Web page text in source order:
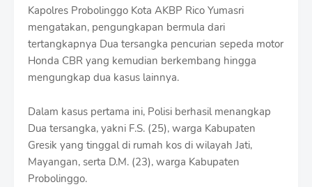
Kapolres Probolinggo Kota AKBP Rico Yumasri
mengatakan, pengungkapan bermula dari
tertangkapnya Dua tersangka pencurian sepeda motor
Honda CBR yang kemudian berkembang hingga
mengungkap dua kasus lainnya.
Dalam kasus pertama ini, Polisi berhasil menangkap
Dua tersangka, yakni F.S. (25), warga Kabupaten
Gresik yang tinggal di rumah kos di wilayah Jati,
Mayangan, serta D.M. (23), warga Kabupaten
Probolinggo.
g
W
i
t
h
r
o
f
f
T
e